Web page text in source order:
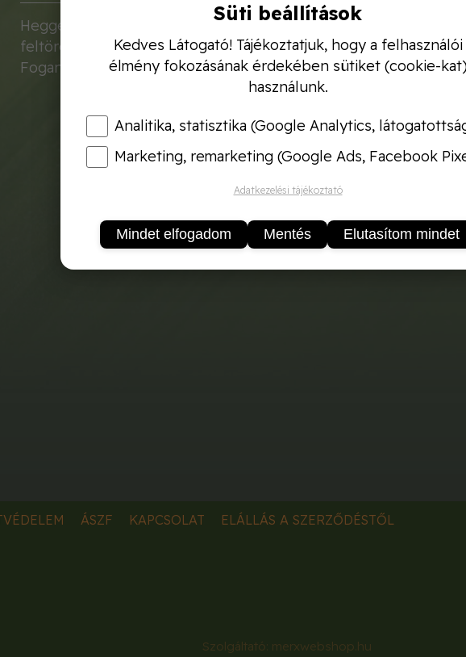
Heggesztett fej acélból. Fa fogantyú. Ideális az anyagok
feltörésére. Lombok, fű és kerti hulladék összegyűjtésére. 14
Fogantyú hossza: 122 cm. Fogantyú átmérője: 28 mm.
ÁSZF KAPCSOLAT ELÁLLÁS A SZERZŐDÉSTŐL
Szolgáltató: merxwebshop.hu
Süti beállítások
Kedves Látogató! Tájékoztatjuk, hogy a felhasználói
élmény fokozásának érdekében sütiket (cookie-kat)
használunk.
Analitika, statisztika (Google Analytics,
Marketing, remarketing (Google Ads, Facebook
Adatkezelési tájékoztató
Mindet elfogadom Mentés Elutasítom mindet